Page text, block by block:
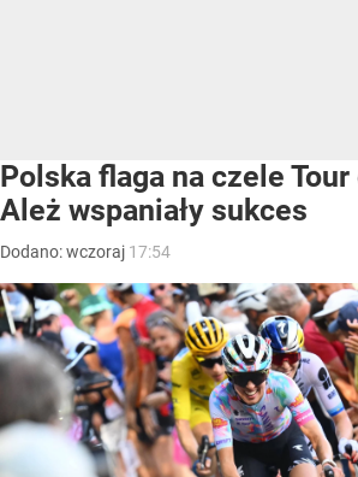
Polska flaga na czele Tour
Ależ wspaniały sukces
Dodano:wczoraj 17:54